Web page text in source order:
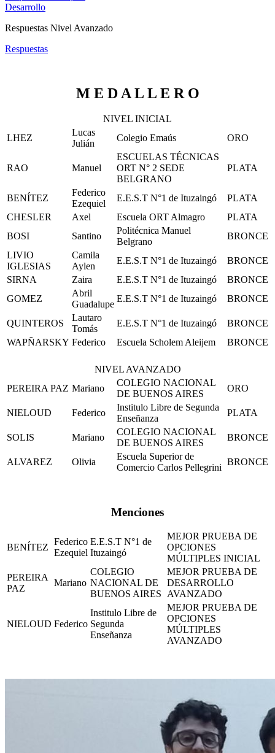
Desarrollo
Respuestas Nivel Avanzado
Respuestas
M E D A L L E R O
NIVEL INICIAL
LHEZ
Lucas
Julián
Colegio Emaús ORO
RAO Manuel
ESCUELAS TÉCNICAS
ORT N° 2 SEDE
BELGRANO
PLATA
BENÍTEZ
Federico
Ezequiel
E.E.S.T N°1 de Ituzaingó
PLATA
CHESLER
Axel Escuela ORT Almagro
PLATA
BOSI
Santino
Politécnica Manuel
Belgrano
BRONCE
LIVIO
IGLESIAS
Camila
Aylen
E.E.S.T N°1 de Ituzaingó
BRONCE
SIRNA
Zaira E.E.S.T N°1 de Ituzaingó
BRONCE
GOMEZ
Abril
Guadalupe
E.E.S.T N°1 de Ituzaingó BRONCE
QUINTEROS
Lautaro
Tomás
E.E.S.T N°1 de Ituzaingó
BRONCE
WAPÑARSKY Federico Escuela Scholem Aleijem BRONCE
NIVEL AVANZADO
PEREIRA PAZ Mariano
COLEGIO NACIONAL
DE BUENOS AIRES
ORO
NIELOUD Federico
Institulo Libre de Segunda
Enseñanza
PLATA
SOLIS Mariano
COLEGIO NACIONAL
DE BUENOS AIRES
BRONCE
ALVAREZ Olivia
Escuela Superior de
Comercio Carlos Pellegrini
BRONCE
Menciones
BENÍTEZ
Federico
Ezequiel
E.E.S.T N°1 de
Ituzaingó
MEJOR PRUEBA DE
OPCIONES
MÚLTIPLES INICIAL
PEREIRA
PAZ
Mariano
COLEGIO
NACIONAL DE
BUENOS AIRES
MEJOR PRUEBA DE
DESARROLLO
AVANZADO
NIELOUD Federico
Institulo Libre de
Segunda
Enseñanza
MEJOR PRUEBA DE
OPCIONES
MÚLTIPLES
AVANZADO